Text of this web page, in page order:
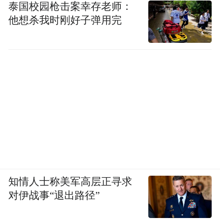
泰国校园枪击案幸存老师：
他想杀我时刚好子弹用完
知情人士称美军高层正寻求
对伊战事“退出路径”